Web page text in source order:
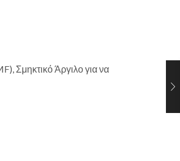
Σμηκτικό Άργιλο για να